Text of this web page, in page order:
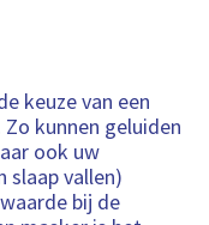
keuze van een
kunnen geluiden
ook uw
slaap vallen)
bij de